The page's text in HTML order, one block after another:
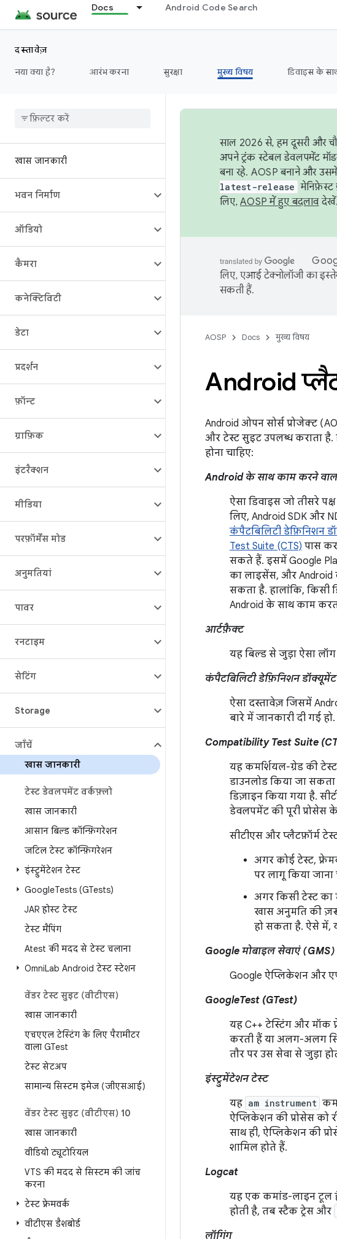
Docs Android Code Search
दस्तावेज़
नया क्या है?
आरंभ करना सुरक्षा मुख्य विषय डिवाइस के
खास जानकारी
भवन निर्माण
ऑडियो
कैमरा
कनेक्टिविटी
डेटा
प्रदर्शन
फ़ॉन्ट
ग्राफ़िक
इंटरैक्शन
मीडिया
परफ़ॉर्मेंस मोड
अनुमतियां
पावर
रनटाइम
सेटिंग
Storage
जाँचें
खास जानकारी
टेस्ट डेवलपमेंट वर्कफ़्लो
खास जानकारी
आसान बिल्ड कॉन्फ़िगरेशन
जटिल टेस्ट कॉन्फ़िगरेशन
इंस्ट्रुमेंटेशन टेस्ट
GoogleTests (GTests)
JAR होस्ट टेस्ट
टेस्ट मैपिंग
Atest की मदद से टेस्ट चलाना
OmniLab Android टेस्ट स्टेशन
वेंडर टेस्ट सुइट (वीटीएस)
खास जानकारी
एचएएल टेस्टिंग के लिए पैरामीटर
वाला GTest
टेस्ट सेटअप
सामान्य सिस्टम इमेज (जीएसआई)
वेंडर टेस्ट सुइट (वीटीएस) 10
खास जानकारी
वीडियो ट्यूटोरियल
VTS की मदद से सिस्टम की जांच
करना
टेस्ट फ़्रेमवर्क
वीटीएस डैशबोर्ड
साल 2026 से, हम दूसरी और
अपने ट्रंक स्टेबल डेवलपमेंट
बना रहे. AOSP बनाने और
latest-release मेनिफ़ेस्ट
लिए, AOSP में हुए बदलावदेखें.
लिए, एआई टेक्नोलॉजी का
सकती हैं.
AOSP Docs मुख्य विषय
Android
Android ओपन सोर्स प्रोजेक्ट
और टेस्ट सुइट उपलब्ध कराता
होना चाहिए:
Android के साथ काम करने
ऐसा डिवाइस जो तीसरे
लिए, Android SDK और
कंपैटबिलिटी डेफ़िनिशन
Test Suite (CTS) पास
सकते हैं. इसमें Google
का लाइसेंस, और Android
सकता है. हालांकि, किसी
Android के साथ काम
आर्टफ़ैक्ट
यह बिल्ड से जुड़ा ऐसा
कंपैटबिलिटी डेफ़िनिशन डॉक्यूमेंट
ऐसा दस्तावेज़ जिसमें
बारे में जानकारी दी गई हो.
Compatibility Test Suite
यह कमर्शियल-ग्रेड की
डाउनलोड किया जा
डिज़ाइन किया गया है.
डेवलपमेंट की पूरी प्रोसेस
सीटीएस और प्लैटफ़ॉर्म
अगर कोई टेस्ट,
पर लागू किया जाना
अगर किसी टेस्ट का
खास अनुमति की
हो सकता है. ऐसे में,
Google मोबाइल सेवाएं (GMS)
Google ऐप्लिकेशन और
GoogleTest (GTest)
यह C++ टेस्टिंग और मॉक
करती हैं या अलग-अलग
तौर पर उस सेवा से जुड़ा
इंस्ट्रुमेंटेशन टेस्ट
यह am instrument
ऐप्लिकेशन की प्रोसेस को
साथ ही, ऐप्लिकेशन की
शामिल होते हैं.
Logcat
यह एक कमांड-लाइन टूल
होती है, तब स्टैक ट्रेस और
लॉगिंग